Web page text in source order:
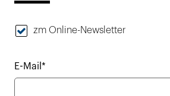
zm Online-Newsletter
E-Mail*